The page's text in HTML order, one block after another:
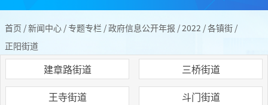
首页 /新闻中心 /专题专栏 /政府信息公开年报 /2022 /各镇街 /
正阳街道
建章路街道
三桥街道
王寺街道
斗门街道